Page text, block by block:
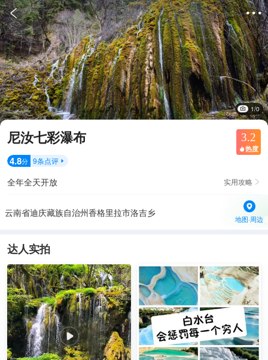
 
1/0
尼汝七彩瀑布 3.2
 热度
4.8分 9条点评 
全年全天开放 实用攻略 
云南省迪庆藏族自治州香格里拉市洛吉乡
地图·周边
达人实拍